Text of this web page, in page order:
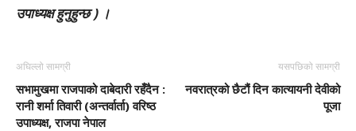
उपाध्यक्ष हुनुहुन्छ ) ।
अघिल्लो सामग्री
सभामुखमा राजपाको दाबेदारी रहँदैन :
रानी शर्मा तिवारी (अन्तर्वार्ता) वरिष्ठ
उपाध्यक्ष, राजपा नेपाल
यसपछिको सामग्री
नवरात्रको छैटौं दिन कात्यायनी देवीको
पूजा